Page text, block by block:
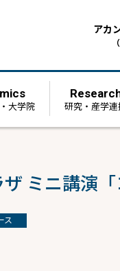
アカ
大学院 研究・産学連
ミニ講演
ス